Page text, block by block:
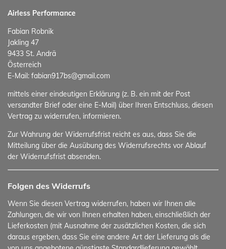
Airless Performance
Fabian Robnik
Jakling 47
9433 St. Andrä
Österreich
E-Mail: fabian917bs@gmail.com
mittels einer eindeutigen Erklärung (z. B. ein mit der Post
versandter Brief oder eine E-Mail) über Ihren Entschluss, diesen
Vertrag zu widerrufen, informieren.
Zur Wahrung der Widerrufsfrist reicht es aus, dass Sie die
Mitteilung über die Ausübung des Widerrufsrechts vor Ablauf
der Widerrufsfrist absenden.
Folgen des Widerrufs
Wenn Sie diesen Vertrag widerrufen, haben wir Ihnen alle
Zahlungen, die wir von Ihnen erhalten haben, einschließlich der
Lieferkosten (mit Ausnahme der zusätzlichen Kosten, die sich
daraus ergeben, dass Sie eine andere Art der Lieferung als die